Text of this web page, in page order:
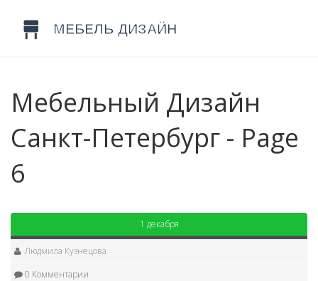
Мебельный Дизайн
Санкт-Петербург - Page
6
1 декабря
Людмила Кузнецова
0 Комментарии